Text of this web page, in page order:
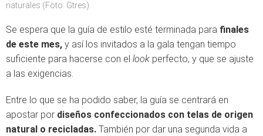
naturales (Foto: Gtres)
Se espera que la guía de estilo esté terminada para finales
de este mes, y así los invitados a la gala tengan tiempo
suficiente para hacerse con el look perfecto, y que se ajuste
a las exigencias.
Entre lo que se ha podido saber, la guía se centrará en
apostar por diseños confeccionados con telas de origen
natural o recicladas. También por dar una segunda vida a